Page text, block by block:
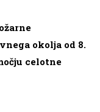
okolja od 8.
celotne